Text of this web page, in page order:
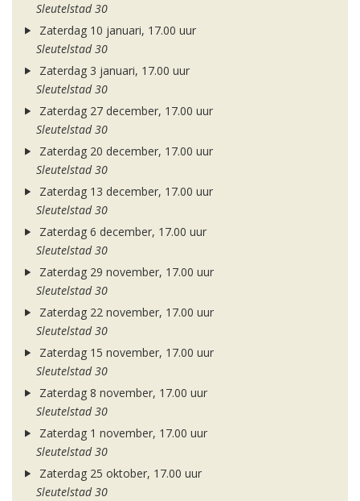
Sleutelstad 30
Zaterdag 10 januari, 17.00 uur
Sleutelstad 30
Zaterdag 3 januari, 17.00 uur
Sleutelstad 30
Zaterdag 27 december, 17.00 uur
Sleutelstad 30
Zaterdag 20 december, 17.00 uur
Sleutelstad 30
Zaterdag 13 december, 17.00 uur
Sleutelstad 30
Zaterdag 6 december, 17.00 uur
Sleutelstad 30
Zaterdag 29 november, 17.00 uur
Sleutelstad 30
Zaterdag 22 november, 17.00 uur
Sleutelstad 30
Zaterdag 15 november, 17.00 uur
Sleutelstad 30
Zaterdag 8 november, 17.00 uur
Sleutelstad 30
Zaterdag 1 november, 17.00 uur
Sleutelstad 30
Zaterdag 25 oktober, 17.00 uur
Sleutelstad 30